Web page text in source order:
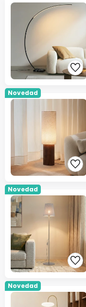
Novedad
Novedad
Novedad